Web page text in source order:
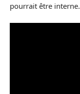
pourrait être interne.